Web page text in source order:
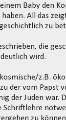
Baby den
All das
zu
die
wird.
z.B.
der vom Papst
der Juden war.
Schriftlehre
zu